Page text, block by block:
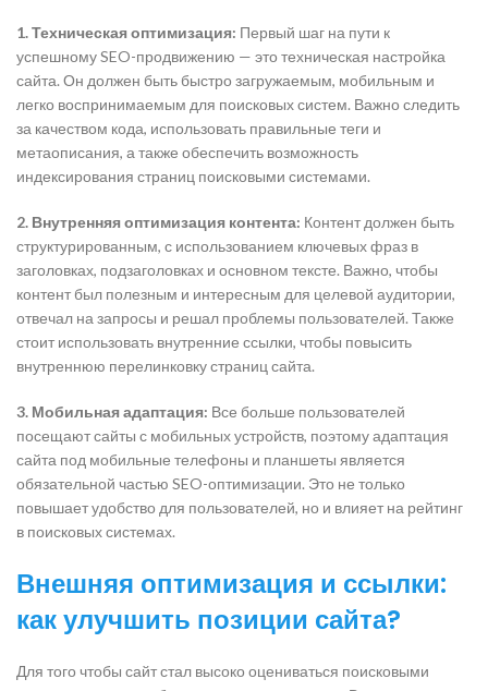
1. Техническая оптимизация: Первый шаг на пути к
успешному SEO-продвижению — это техническая настройка
сайта. Он должен быть быстро загружаемым, мобильным и
легко воспринимаемым для поисковых систем. Важно следить
за качеством кода, использовать правильные теги и
метаописания, а также обеспечить возможность
индексирования страниц поисковыми системами.
2. Внутренняя оптимизация контента: Контент должен быть
структурированным, с использованием ключевых фраз в
заголовках, подзаголовках и основном тексте. Важно, чтобы
контент был полезным и интересным для целевой аудитории,
отвечал на запросы и решал проблемы пользователей. Также
стоит использовать внутренние ссылки, чтобы повысить
внутреннюю перелинковку страниц сайта.
3. Мобильная адаптация: Все больше пользователей
посещают сайты с мобильных устройств, поэтому адаптация
сайта под мобильные телефоны и планшеты является
обязательной частью SEO-оптимизации. Это не только
повышает удобство для пользователей, но и влияет на рейтинг
в поисковых системах.
Внешняя оптимизация и ссылки:
как улучшить позиции сайта?
Для того чтобы сайт стал высоко оцениваться поисковыми